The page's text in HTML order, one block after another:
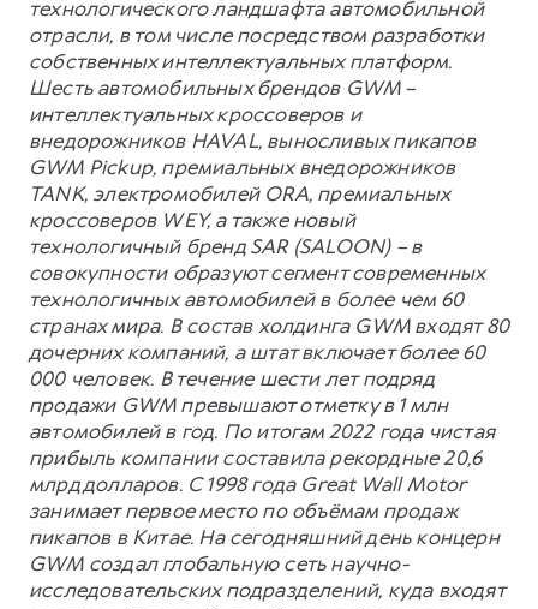
технологического ландшафта автомобильной
отрасли, в том числе посредством разработки
собственных интеллектуальных платформ.
Шесть автомобильных брендов GWM –
интеллектуальных кроссоверов и
внедорожников HAVAL, выносливых пикапов
GWM Pickup, премиальных внедорожников
TANK, электромобилей ORA, премиальных
кроссоверов WEY, а также новый
технологичный бренд SAR (SALOON) – в
совокупности образуют сегмент современных
технологичных автомобилей в более чем 60
странах мира. В состав холдинга GWM входят 80
дочерних компаний, а штат включает более 60
000 человек. В течение шести лет подряд
продажи GWM превышают отметку в 1 млн
автомобилей в год. По итогам 2022 года чистая
прибыль компании составила рекордные 20,6
млрд долларов. С 1998 года Great Wall Motor
занимает первое место по объёмам продаж
пикапов в Китае. На сегодняшний день концерн
GWM создал глобальную сеть научно-
исследовательских подразделений, куда входят